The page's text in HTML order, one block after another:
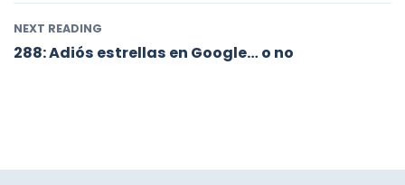
NEXT READING
288: Adiós estrellas en Google… o no